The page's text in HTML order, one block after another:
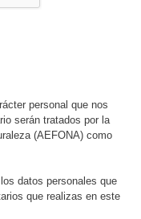
personal que nos
serán tratados por la
(AEFONA) como
datos personales que
que realizas en este